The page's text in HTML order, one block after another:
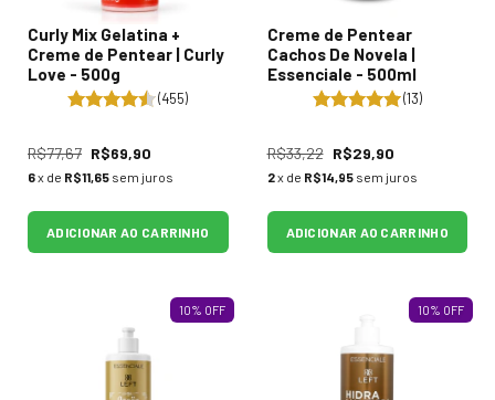
Curly Mix Gelatina +
Creme de Pentear | Curly
Love - 500g
(455)
R$77,67 R$69,90
6x de R$11,65 sem juros
ADICIONAR AO CARRINHO
Creme de Pentear
Cachos De Novela |
Essenciale - 500ml
(13)
R$33,22 R$29,90
2x de R$14,95 sem juros
ADICIONAR AO CARRINHO
10% OFF 10% OFF